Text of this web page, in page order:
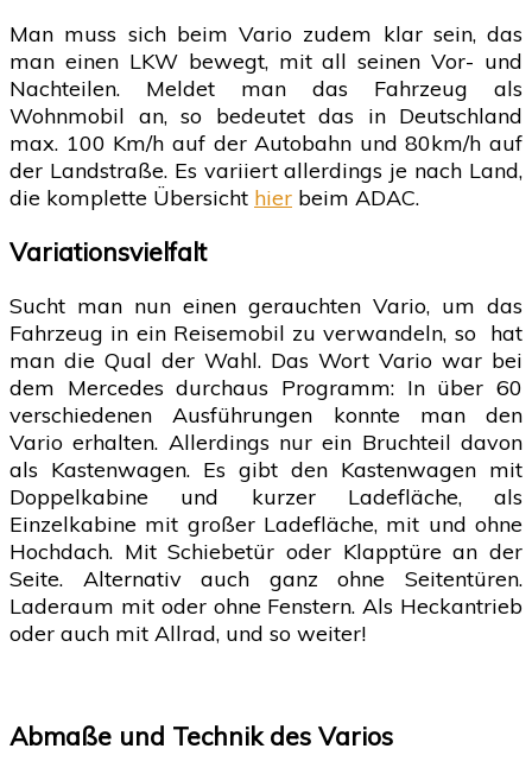
Man muss sich beim Vario zudem klar sein, das
man einen LKW bewegt, mit all seinen Vor- und
Nachteilen. Meldet man das Fahrzeug als
Wohnmobil an, so bedeutet das in Deutschland
max. 100 Km/h auf der Autobahn und 80km/h auf
der Landstraße. Es variiert allerdings je nach Land,
die komplette Übersicht hier beim ADAC.
Variationsvielfalt
Sucht man nun einen gerauchten Vario, um das
Fahrzeug in ein Reisemobil zu verwandeln, so hat
man die Qual der Wahl. Das Wort Vario war bei
dem Mercedes durchaus Programm: In über 60
verschiedenen Ausführungen konnte man den
Vario erhalten. Allerdings nur ein Bruchteil davon
als Kastenwagen. Es gibt den Kastenwagen mit
Doppelkabine und kurzer Ladefläche, als
Einzelkabine mit großer Ladefläche, mit und ohne
Hochdach. Mit Schiebetür oder Klapptüre an der
Seite. Alternativ auch ganz ohne Seitentüren.
Laderaum mit oder ohne Fenstern. Als Heckantrieb
oder auch mit Allrad, und so weiter!
Abmaße und Technik des Varios